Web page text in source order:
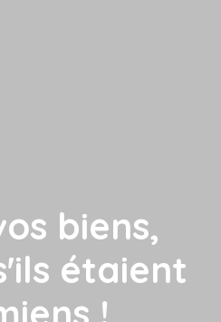
biens,
étaient
!